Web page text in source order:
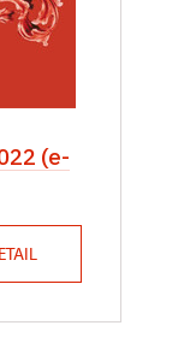
(e-